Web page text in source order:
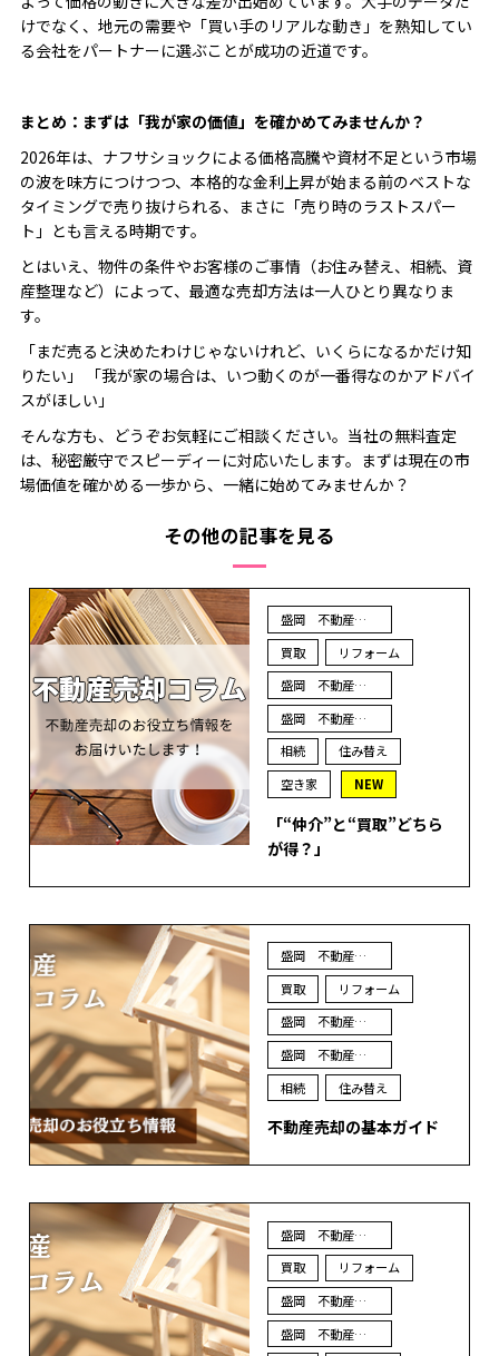
けでなく、地元の需要や「買い手のリアルな動き」を熟知してい
る会社をパートナーに選ぶことが成功の近道です。
まとめ：まずは「我が家の価値」を確かめてみませんか？
2026年は、ナフサショックによる価格高騰や資材不足という市場
の波を味方につけつつ、本格的な金利上昇が始まる前のベストな
タイミングで売り抜けられる、まさに「売り時のラストスパー
ト」とも言える時期です。
とはいえ、物件の条件やお客様のご事情（お住み替え、相続、資
産整理など）によって、最適な売却方法は一人ひとり異なりま
す。
「まだ売ると決めたわけじゃないけれど、いくらになるかだけ知
りたい」 「我が家の場合は、いつ動くのが一番得なのかアドバイ
スがほしい」
そんな方も、どうぞお気軽にご相談ください。当社の無料査定
は、秘密厳守でスピーディーに対応いたします。まずは現在の市
場価値を確かめる一歩から、一緒に始めてみませんか？
その他の記事を見る
盛岡 不動産 売却
買取
リフォーム
盛岡 不動産 買取
盛岡 不動産 査定
相続
住み替え
空き家
NEW
「“仲介”と“買取”どちら
が得？」
盛岡 不動産 売却
買取
リフォーム
盛岡 不動産 買取
盛岡 不動産 査定
相続
住み替え
不動産売却の基本ガイド
盛岡 不動産 売却
買取
リフォーム
盛岡 不動産 買取
盛岡 不動産 査定